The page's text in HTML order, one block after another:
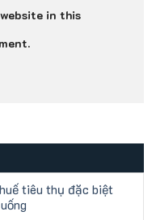
in this
tiêu thụ đặc biệt